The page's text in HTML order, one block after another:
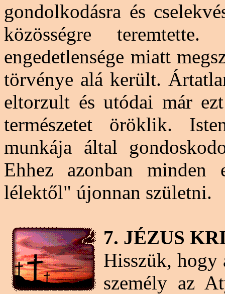
gondolkodásra és
közösségre
engedetlensége miatt
törvénye alá került.
eltorzult és utódai már
természetet öröklik.
munkája által
Ehhez azonban minden
lélektől" újonnan születni.
7. JÉZUS
Hisszük, hogy
személy az